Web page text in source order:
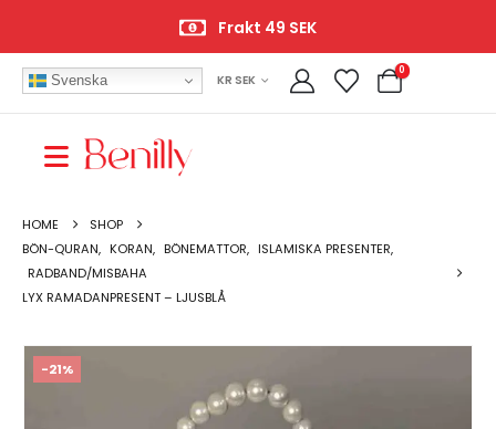
Frakt 49 SEK
Svenska KR SEK
0
HOME
SHOP
BÖN-QURAN, KORAN, BÖNEMATTOR, ISLAMISKA PRESENTER,
RADBAND/MISBAHA
LYX RAMADANPRESENT – LJUSBLÅ
-21%